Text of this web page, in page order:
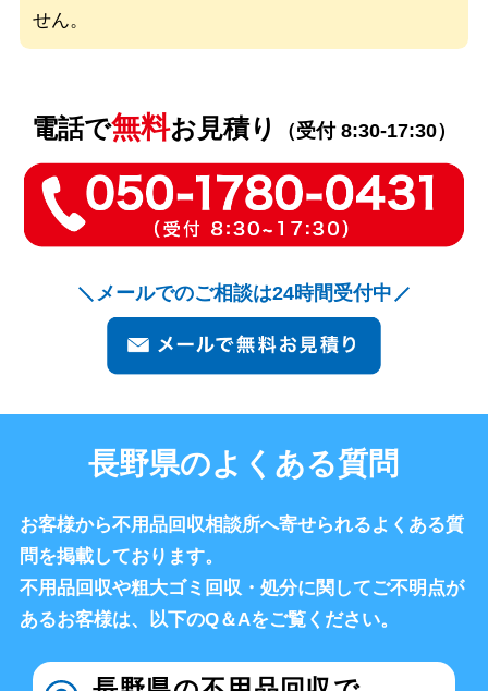
せん。
電話で無料お見積り （受付 8:30-17:30）
メールでのご相談は24時間受付中
長野県のよくある質問
お客様から不用品回収相談所へ寄せられるよくある質
問を掲載しております。
不用品回収や粗大ゴミ回収・処分に関してご不明点が
あるお客様は、以下のQ＆Aをご覧ください。